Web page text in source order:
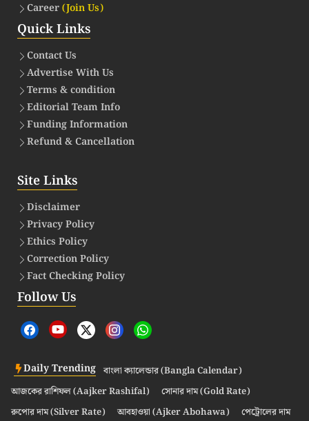
Career(Join Us)
Quick Links
Contact Us
Advertise With Us
Terms & condition
Editorial Team Info
Funding Information
Refund & Cancellation
Site Links
Disclaimer
Privacy Policy
Ethics Policy
Correction Policy
Fact Checking Policy
Follow Us
Daily Trending বাংলা ক্যালেন্ডার (Bangla Calendar)
আজকের রাশিফল (Aajker Rashifal)
সোনার দাম (Gold Rate)
রুপোর দাম (Silver Rate)
আবহাওয়া (Ajker Abohawa) পেট্রোলের দাম